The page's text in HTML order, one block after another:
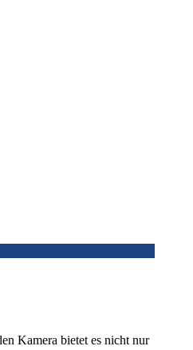
Kamera bietet es nicht nur